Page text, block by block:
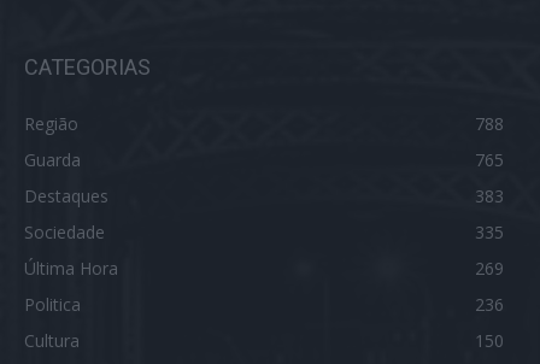
CATEGORIAS
Região
788
Guarda
765
Destaques
383
Sociedade
335
Última Hora
269
Politica
236
Cultura
150